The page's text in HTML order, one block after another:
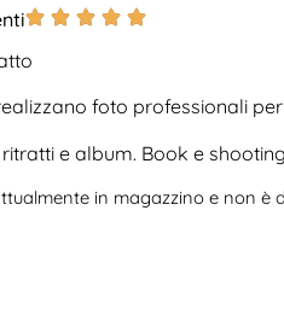
foto professionali
e album. Book e
in magazzino e non è